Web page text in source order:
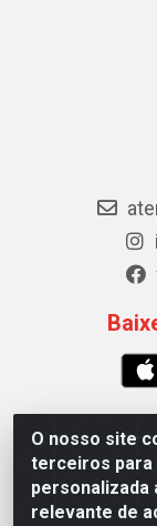
O nosso site
terceiros para
personalizada
relevante de
Polybalas -
Ernesto